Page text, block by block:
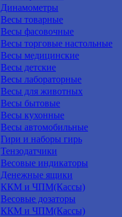
Динамометры
Весы товарные
Весы фасовочные
Весы торговые настольные
Весы медицинские
Весы детские
Весы лабораторные
Весы для животных
Весы бытовые
Весы кухонные
Весы автомобильные
Гири и наборы гирь
Тензодатчики
Весовые индикаторы
Денежные ящики
ККМ и ЧПМ(Кассы)
Весовые дозаторы
ККМ и ЧПМ(Кассы)